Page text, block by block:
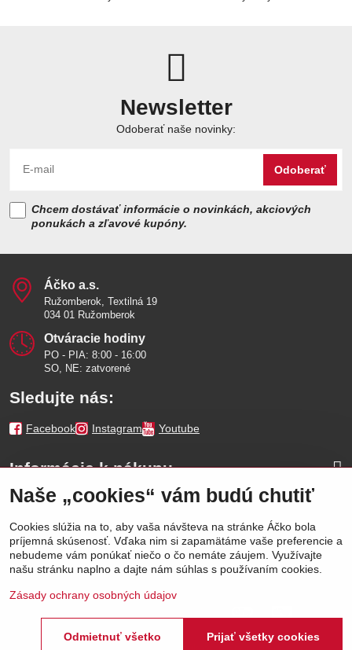
Newsletter
Odoberať naše novinky:
Odoberať
Chcem dostávať informácie o novinkách, akciových
ponukách a zľavové kupóny.
Áčko a​.s​.
Ružomberok, Textilná 19
034 01 Ružomberok
Otváracie hodiny
PO - PIA: 8:00 - 16:00
SO, NE: zatvorené
Sledujte nás:
Facebook Instagram Youtube
Informácie k nákupu
Naše značky
Výhody
Predvoľby súkromia Stav objednávky
Naše „cookies“ vám budú chutiť
Cookies slúžia na to, aby vaša návšteva na stránke Áčko bola
príjemná skúsenosť. Vďaka nim si zapamätáme vaše preferencie a
nebudeme vám ponúkať niečo o čo nemáte záujem. Využívajte
našu stránku naplno a dajte nám súhlas s používaním cookies.
Zásady ochrany osobných údajov
Prijať všetky cookies
Odmietnuť všetko